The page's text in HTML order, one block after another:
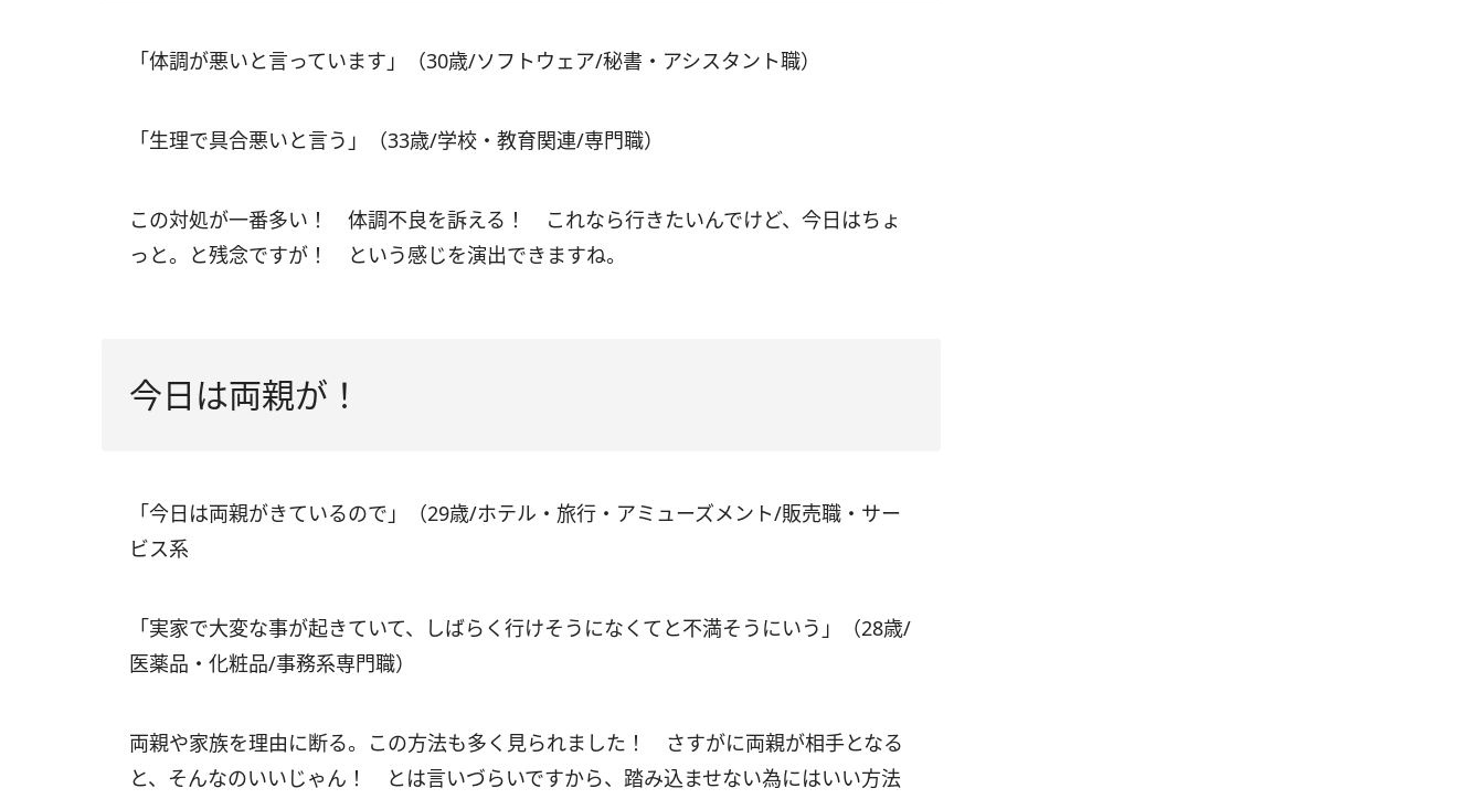
「体調が悪いと言っています」（30歳/ソフトウェア/秘書・アシスタント職）
「生理で具合悪いと言う」（33歳/学校・教育関連/専門職）
この対処が一番多い！ 体調不良を訴える！ これなら行きたいんでけど、今日はちょ
っと。と残念ですが！ という感じを演出できますね。
今日は両親が！
「今日は両親がきているので」（29歳/ホテル・旅行・アミューズメント/販売職・サー
ビス系
「実家で大変な事が起きていて、しばらく行けそうになくてと不満そうにいう」（28歳/
医薬品・化粧品/事務系専門職）
両親や家族を理由に断る。この方法も多く見られました！ さすがに両親が相手となる
と、そんなのいいじゃん！ とは言いづらいですから、踏み込ませない為にはいい方法